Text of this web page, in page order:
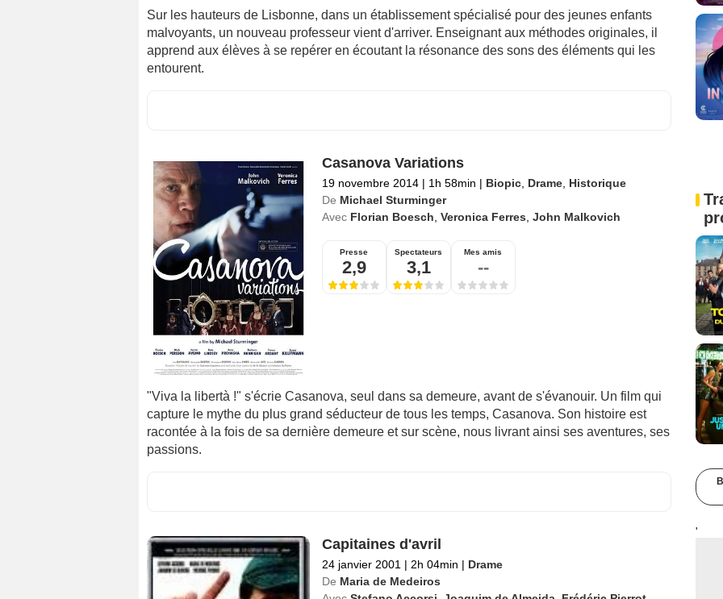
Sur les hauteurs de Lisbonne, dans un établissement spécialisé pour des jeunes enfants
malvoyants, un nouveau professeur vient d'arriver. Enseignant aux méthodes originales, il
apprend aux élèves à se repérer en écoutant la résonance des sons des éléments qui les
entourent.
Casanova Variations
19 novembre 2014 | 1h 58min | Biopic, Drame, Historique
De Michael Sturminger
Avec Florian Boesch Veronica Ferres John Malkovich
Presse
2,9
Spectateurs
3,1
Mes amis
--
"Viva la libertà !" s'écrie Casanova, seul dans sa demeure, avant de s'évanouir. Un film qui
capture le mythe du plus grand séducteur de tous les temps, Casanova. Son histoire est
racontée à la fois de sa dernière demeure et sur scène, nous livrant ainsi ses aventures, ses
passions.
Capitaines d'avril
24 janvier 2001 | 2h 04min | Drame
De Maria de Medeiros
'